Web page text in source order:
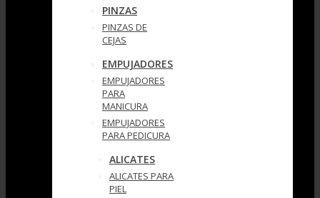
PINZAS
PINZAS DE
CEJAS
EMPUJADORES
EMPUJADORES
PARA
MANICURA
EMPUJADORES
PARA PEDICURA
ALICATES
ALICATES PARA
PIEL